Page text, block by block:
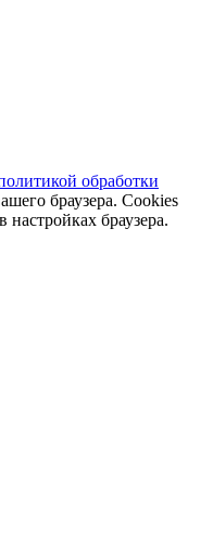
обработки
браузера. Cookies
браузера.